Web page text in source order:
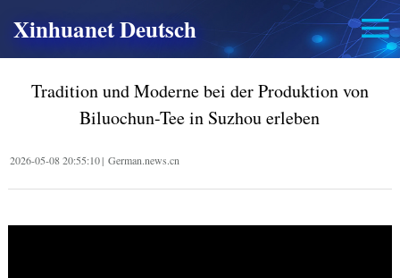
Xinhuanet Deutsch
Tradition und Moderne bei der Produktion von
Biluochun-Tee in Suzhou erleben
2026-05-08 20:55:10| German.news.cn